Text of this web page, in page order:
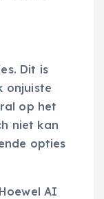
Dit is
onjuiste
op het
niet kan
opties
AI